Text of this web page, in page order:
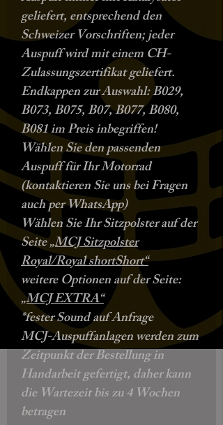
geliefert, entsprechend den
Schweizer Vorschriften; jeder
Auspuff wird mit einem CH-
Zulassungszertifikat geliefert.
Endkappen zur Auswahl: B029,
B073, B075, B07, B077, B080,
B081 im Preis inbegriffen!
Wählen Sie den passenden
Auspuff für Ihr Motorrad
(kontaktieren Sie uns bei Fragen
auch per WhatsApp)
Wählen Sie Ihr Sitzpolsterauf der
Seite„MCJ Sitzpolster
Royal/Royal shortShort“
weitere Optionen auf der Seite:
„MCJ EXTRA“
*fester Sound auf Anfrage
MCJ-Auspuffanlagen werden zum
Zeitpunkt der Bestellung in
Handarbeit gefertigt, daher kann
die Wartezeit bis zu 4 Wochen
betragen